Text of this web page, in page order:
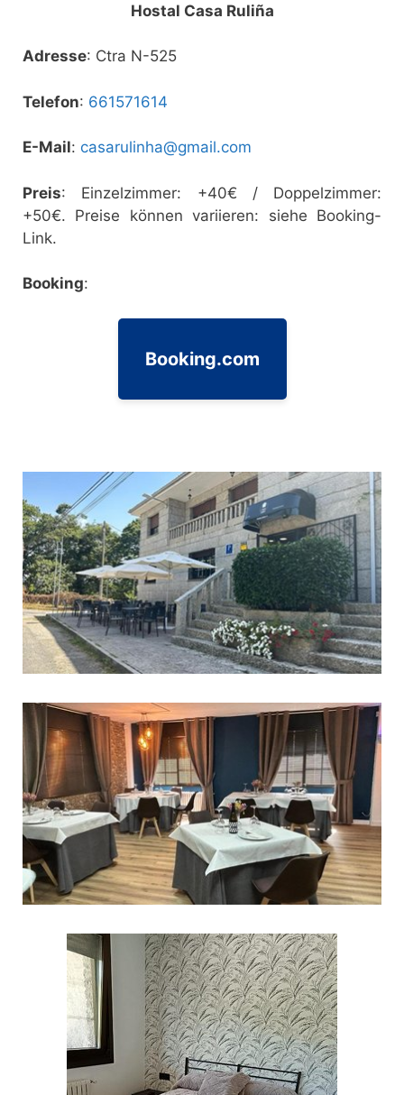
Hostal Casa Ruliña
Adresse: Ctra N-525
Telefon: 661571614
E-Mail: casarulinha@gmail.com
Preis: Einzelzimmer: +40€ / Doppelzimmer:
+50€. Preise können variieren: siehe Booking-
Link.
Booking:
Booking.com